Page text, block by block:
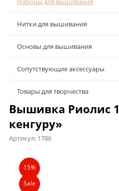
Нитки для вышивания
Основы для вышивания
Сопутствующие аксессуары
Товары для творчества
Вышивка Риолис
кенгуру»
Артикул: 1786
Описание
15%
Sale